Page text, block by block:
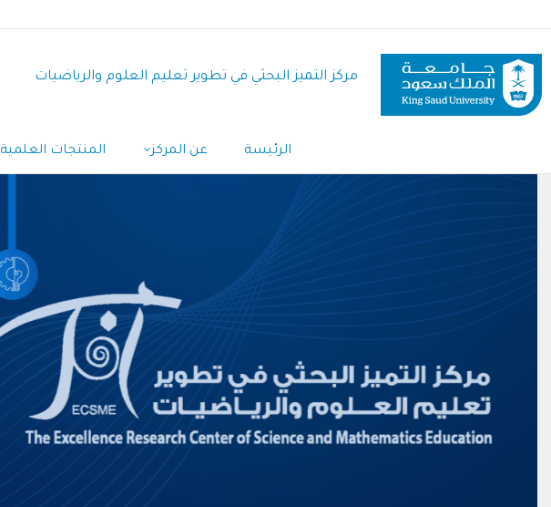
المحتوى
الرئيسي
مركز التميز البحثي في تطوير تعليم العلوم والرياضيات
Navigation
الرئيسة عن المركز المنتجات العلمية